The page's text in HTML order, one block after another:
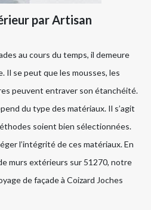
par Artisan
au cours du temps, il demeure
Il se peut que les mousses, les
peuvent entraver son étanchéité.
du type des matériaux. Il s’agit
soient bien sélectionnées.
l’intégrité de ces matériaux. En
murs extérieurs sur 51270, notre
de façade à Coizard Joches